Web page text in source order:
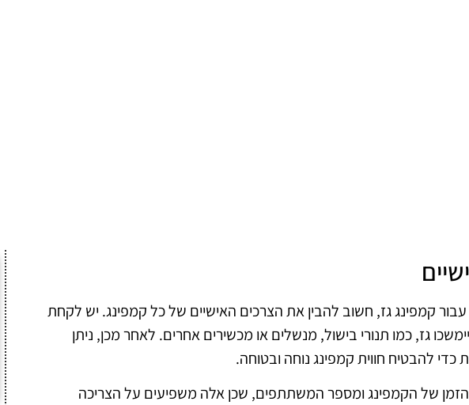
קמפינג גז, חשוב להבין את הצרכים האישיים של כל קמפינג. יש לקחת
גז, כמו תנורי בישול, מנשלים או מכשירים אחרים. לאחר מכן, ניתן
להבטיח חווית קמפינג נוחה ובטוחה.
של הקמפינג ומספר המשתתפים, שכן אלה משפיעים על הצריכה